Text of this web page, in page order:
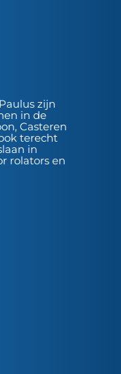
zijn
in de
Casteren
terecht
in
rolators en